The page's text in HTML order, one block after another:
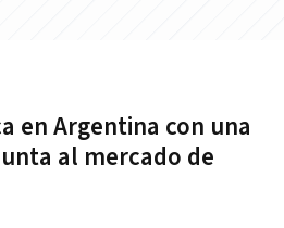
en Argentina con una
al mercado de